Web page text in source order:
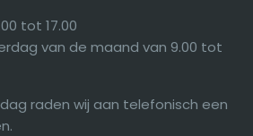
tot 17.00
van de maand van 9.00 tot
raden wij aan telefonisch een